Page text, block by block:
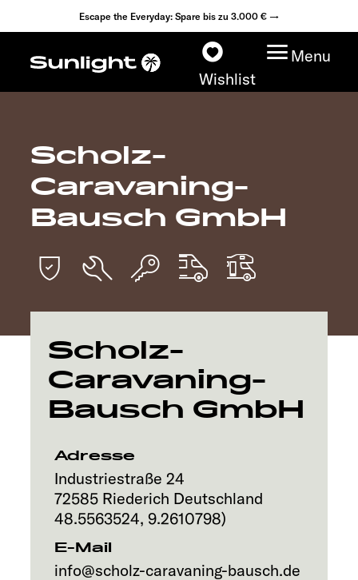
Escape the Everyday: Spare bis zu 3.000 € →
Wishlist
Menu
Modelle
Konfigurator
Fahrzeugfinder
Händlersuche
Explore
Service
Scholz-
Caravaning-
Bausch GmbH
Scholz-
Caravaning-
Bausch GmbH
Adresse
Industriestraße 24
72585 Riederich Deutschland
48.5563524, 9.2610798)
E-Mail
info@scholz-caravaning-bausch.de